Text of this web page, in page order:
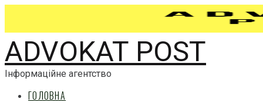
ADVOKAT POST
Інформаційне агентство
ГОЛОВНА